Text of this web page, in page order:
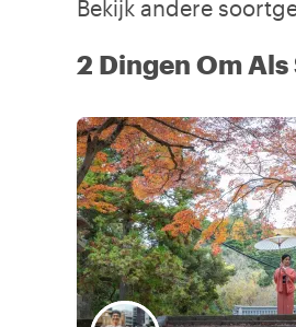
Bekijk andere
2 Dingen Om